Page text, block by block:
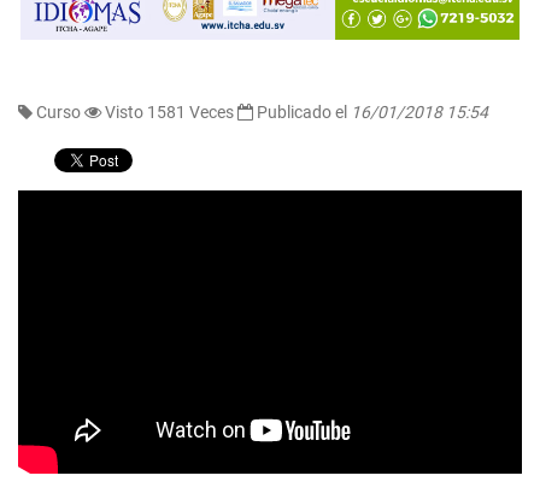
Curso Visto 1581 Veces Publicado el 16/01/2018 15:54